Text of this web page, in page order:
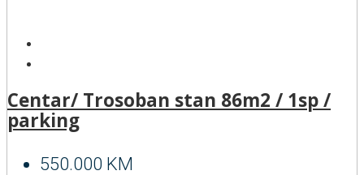
Centar/ Trosoban stan 86m2 / 1sp /
parking
550.000 KM